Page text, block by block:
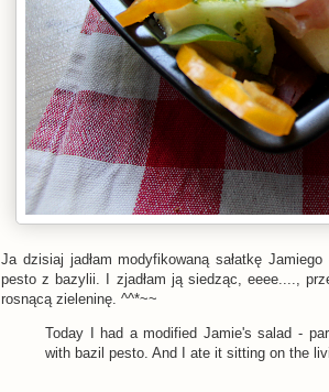
Ja dzisiaj jadłam modyfikowaną sałatkę
pesto z bazylii. I zjadłam ją siedząc, eeee....,
rosnącą zieleninę. ^^*~~
Today I had a modified Jamie's salad -
with bazil pesto. And I ate it sitting on the